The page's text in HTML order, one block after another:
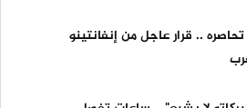
.. قرار عاجل من إنفانتينو